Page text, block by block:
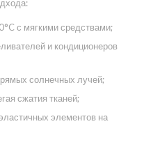
с мягкими средствами;
и кондиционеров
солнечных лучей;
сжатия тканей;
элементов на